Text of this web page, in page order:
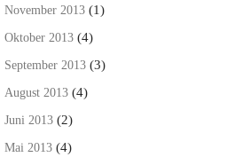
November 2013 (1)
Oktober 2013 (4)
September 2013 (3)
August 2013 (4)
Juni 2013 (2)
Mai 2013 (4)